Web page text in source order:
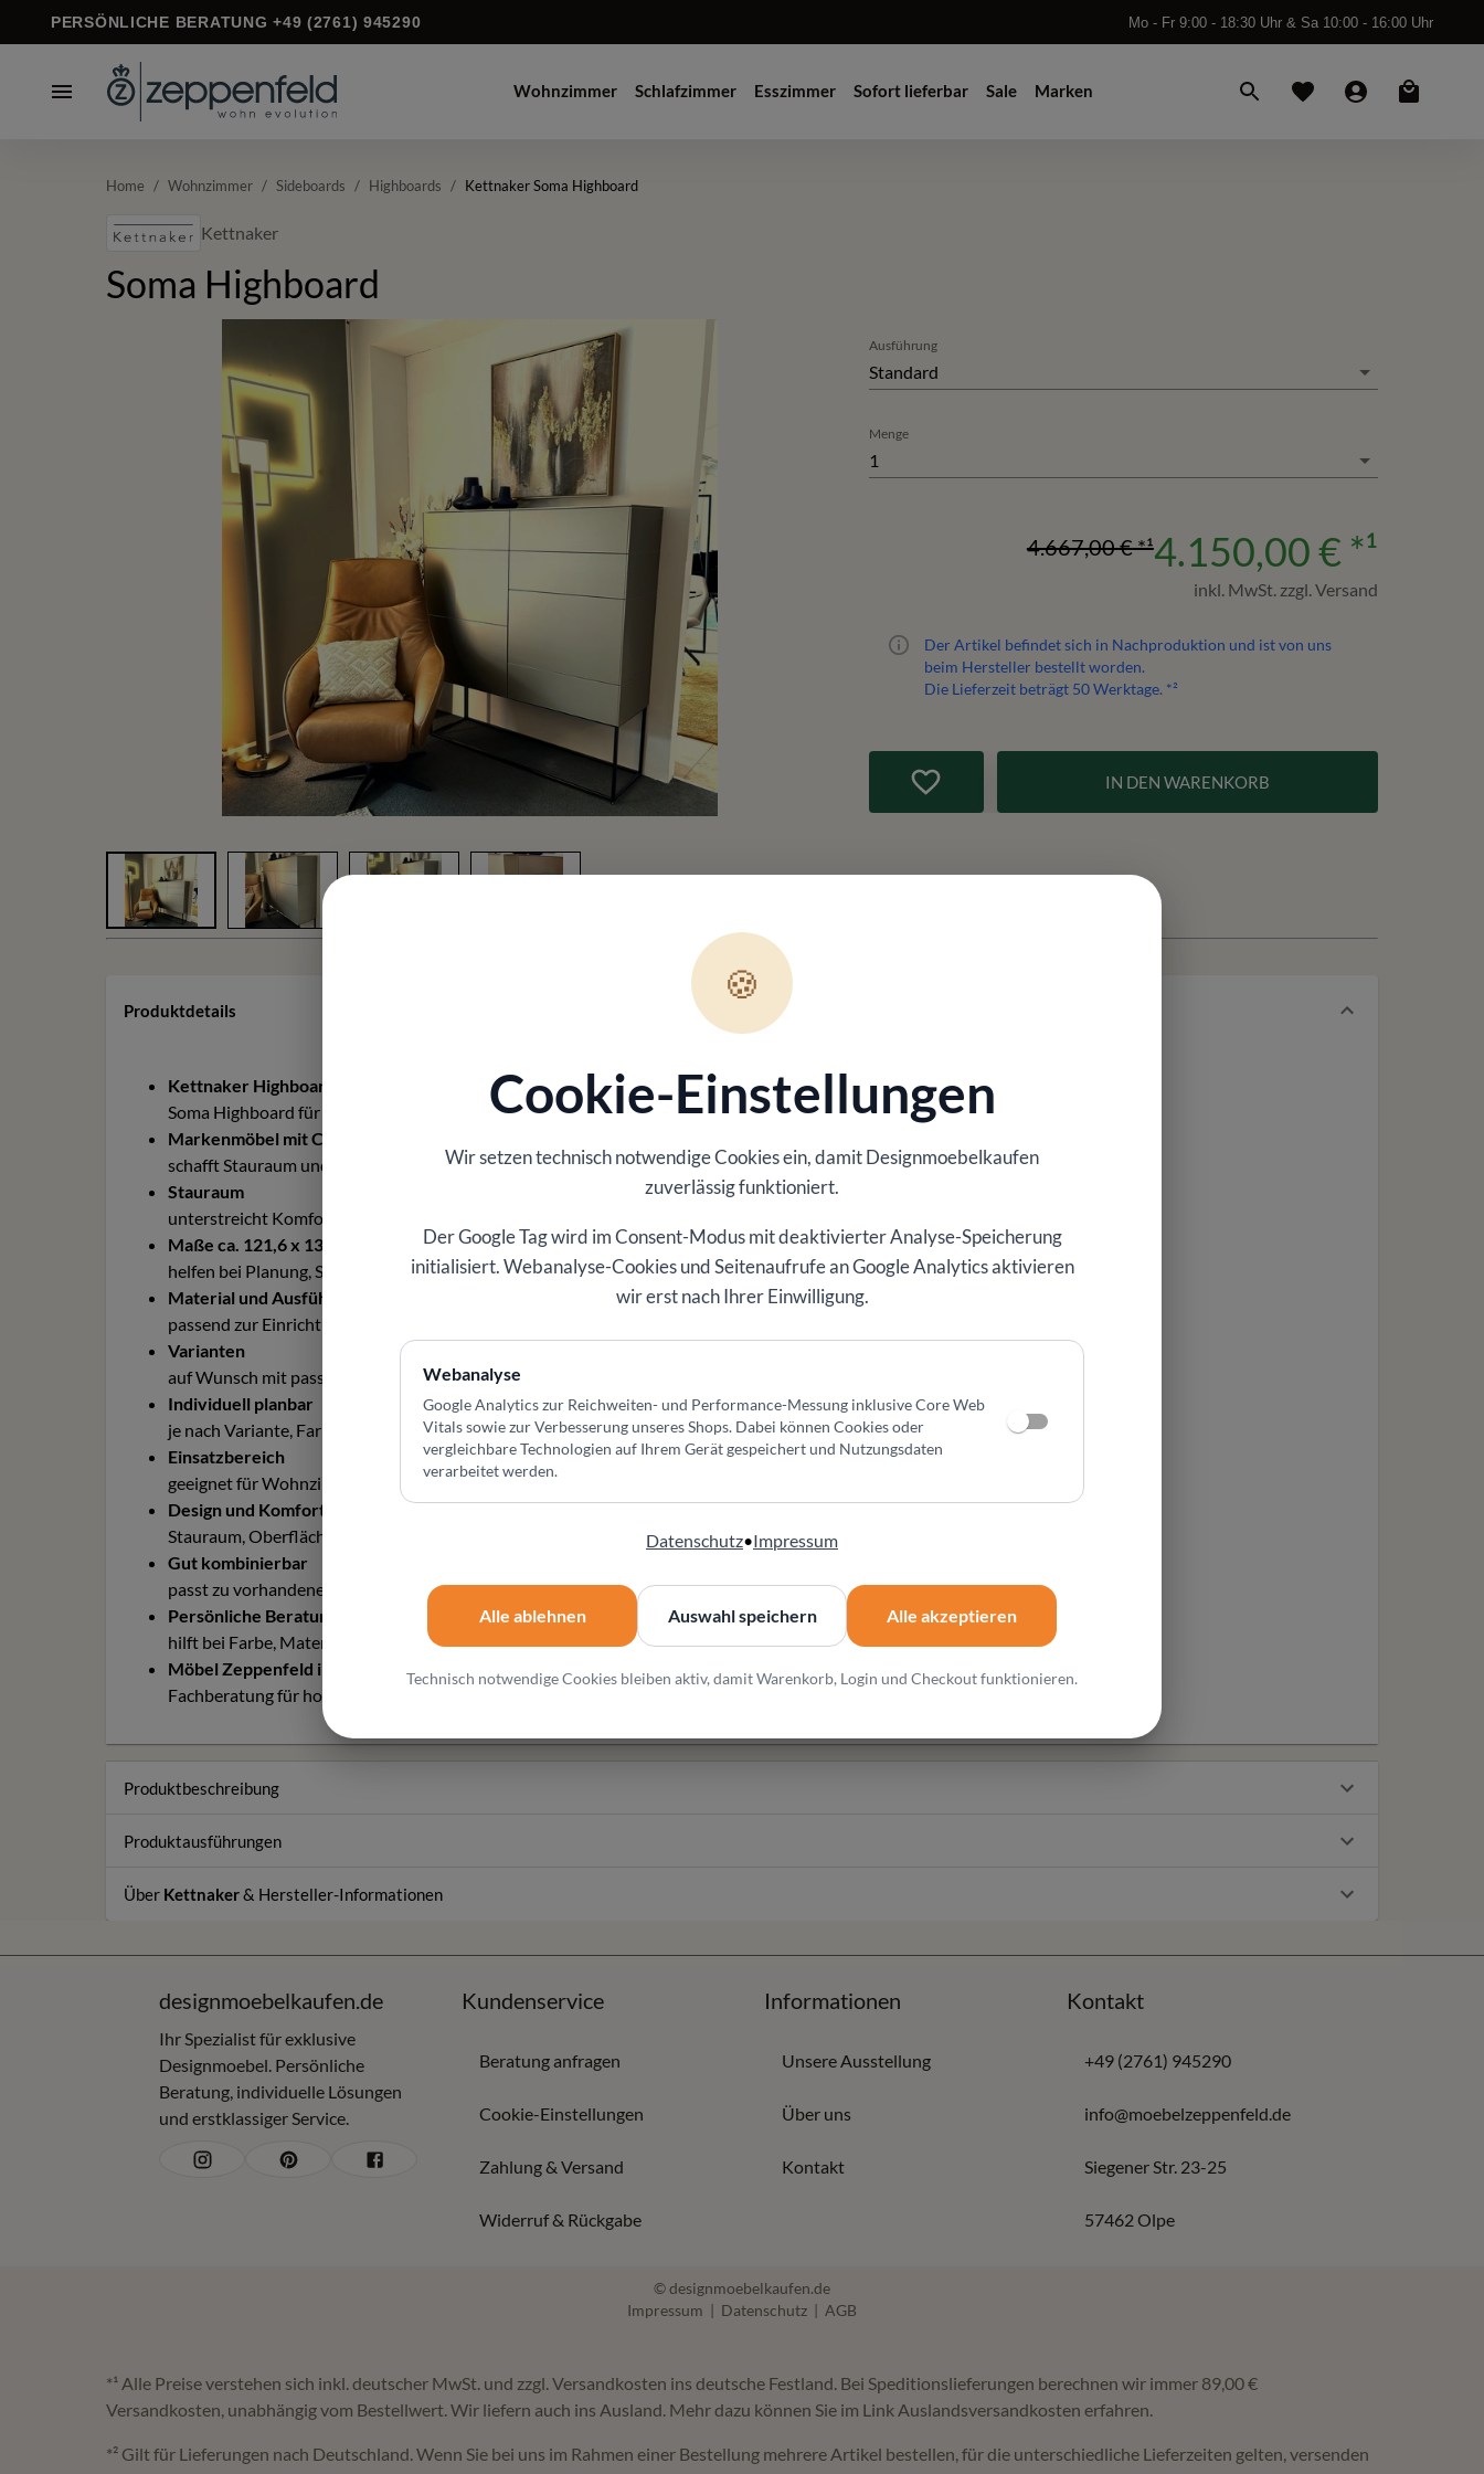
PERSÖNLICHE BERATUNG +49 (2761) 945290 Mo - Fr 9:00 - 18:30 Uhr & Sa 10:00 - 16:00 Uhr
Wohnzimmer Schlafzimmer Esszimmer Sofort lieferbar Sale Marken
Home / Wohnzimmer / Sideboards / Highboards / Kettnaker Soma Highboard
Kettnaker
Soma Highboard
Ausführung
Standard
Menge
1
4.667,00 €*¹4.150,00 € *¹
inkl. MwSt. zzgl. Versand
Der Artikel befindet sich in Nachproduktion und ist von uns
beim Hersteller bestellt worden.
Die Lieferzeit beträgt 50Werktage. *²
IN DEN WARENKORB
Produktdetails
Kettnaker Highboard
Soma Highboard für Wohnzimmer, Esszimmer, Flur oder offenen Wohnbereich
Markenmöbel mit Charakter
schafft Stauraum und bringt Ordnung in den Wohnbereich
Stauraum
unterstreicht Komfort, Funktion und hochwertige Nutzung im Alltag
Maße ca. 121,6 x 135,8 x 37 cm
helfen bei Planung, Stellfläche und Raumwirkung
Material und Ausführung
passend zur Einrichtung und zum gewünschten Einsatzbereich abstimmbar
Varianten
auf Wunsch mit passenden Alternativen abstimmbar
Individuell planbar
je nach Variante, Farbe oder Ausführung passend auswählbar
Einsatzbereich
geeignet für Wohnzimmer, Esszimmer, Flur oder offenen Wohnbereich
Design und Komfort
Stauraum, Oberfläche und klare Linien verbinden Funktion mit wohnlichem Design
Gut kombinierbar
passt zu vorhandenen Möbeln und modernen Einrichtungskonzepten
Persönliche Beratung
hilft bei Farbe, Material, Pflege, Maßwirkung und Konfiguration
Möbel Zeppenfeld in Olpe
Fachberatung für hochwertige Designmöbel und individuelle Wohnlösungen
Produktbeschreibung
Produktausführungen
Über Kettnaker& Hersteller-Informationen
designmoebelkaufen.de
Ihr Spezialist für exklusive
Designmoebel. Persönliche
Beratung, individuelle Lösungen
und erstklassiger Service.
Kundenservice
Beratung anfragen
Cookie-Einstellungen
Zahlung & Versand
Widerruf & Rückgabe
Informationen
Unsere Ausstellung
Über uns
Kontakt
Kontakt
+49 (2761) 945290
info@moebelzeppenfeld.de
Siegener Str. 23-25
57462 Olpe
© designmoebelkaufen.de
Impressum | Datenschutz | AGB
*¹ Alle Preise verstehen sich inkl. deutscher MwSt. und zzgl. Versandkosten ins deutsche Festland. Bei Speditionslieferungen berechnen wir immer 89,00 €
Versandkosten, unabhängig vom Bestellwert. Wir liefern auch ins Ausland. Mehr dazu können Sie im Link Auslandsversandkosten erfahren.
*² Gilt für Lieferungen nach Deutschland. Wenn Sie bei uns im Rahmen einer Bestellung mehrere Artikel bestellen, für die unterschiedliche Lieferzeiten gelten, versenden
🍪
Cookie-Einstellungen
Wir setzen technisch notwendige Cookies ein, damitDesignmoebelkaufen
zuverlässig funktioniert.
Der Google Tag wird im Consent-Modus mit deaktivierter Analyse-Speicherung
initialisiert. Webanalyse-Cookies und Seitenaufrufe an Google Analytics aktivieren
wir erst nach Ihrer Einwilligung.
Webanalyse
Google Analytics zur Reichweiten- und Performance-Messung inklusive Core Web
Vitals sowie zur Verbesserung unseres Shops. Dabei können Cookies oder
vergleichbare Technologien auf Ihrem Gerät gespeichert und Nutzungsdaten
verarbeitet werden.
Datenschutz•Impressum
Alle ablehnen Auswahl speichern Alle akzeptieren
Technisch notwendige Cookies bleiben aktiv, damit Warenkorb, Login und Checkout funktionieren.